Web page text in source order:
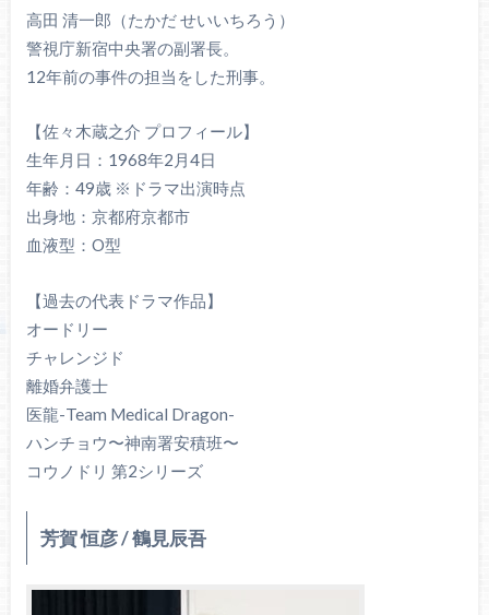
高田 清一郎（たかだ せいいちろう）
警視庁新宿中央署の副署長。
12年前の事件の担当をした刑事。
【佐々木蔵之介 プロフィール】
生年月日：1968年2月4日
年齢：49歳 ※ドラマ出演時点
出身地：京都府京都市
血液型：O型
【過去の代表ドラマ作品】
オードリー
チャレンジド
離婚弁護士
医龍-Team Medical Dragon-
ハンチョウ〜神南署安積班〜
コウノドリ 第2シリーズ
芳賀 恒彦 / 鶴見辰吾